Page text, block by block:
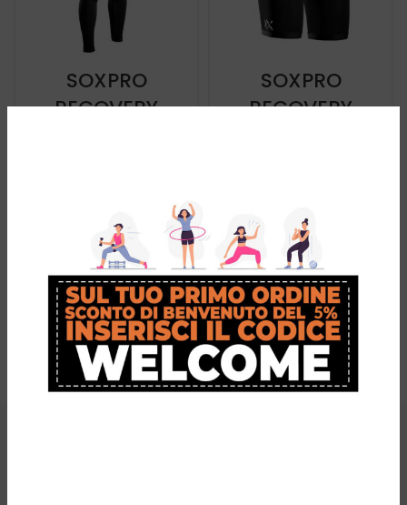
SOXPRO
RECOVERY
SOXPRO
RECOVERY